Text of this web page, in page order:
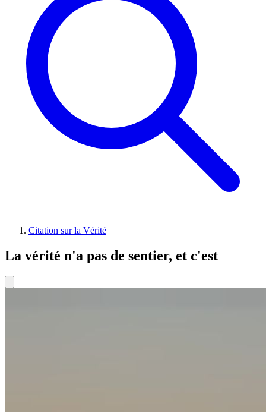
Citation sur la Vérité
La vérité n'a pas de sentier, et c'est